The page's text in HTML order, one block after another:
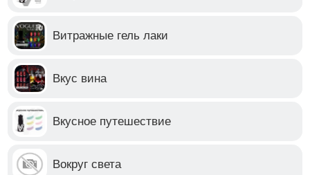
Витражные гель лаки
Вкус вина
Вкусное путешествие
Вокруг света